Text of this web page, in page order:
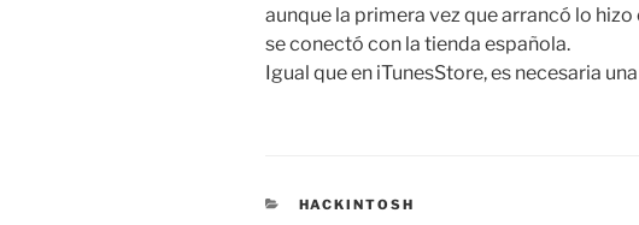
aunque la primera vez que arrancó lo
se conectó con la tienda española.
Igual que en iTunesStore, es necesaria
CATEGORÍAS
HACKINTOSH